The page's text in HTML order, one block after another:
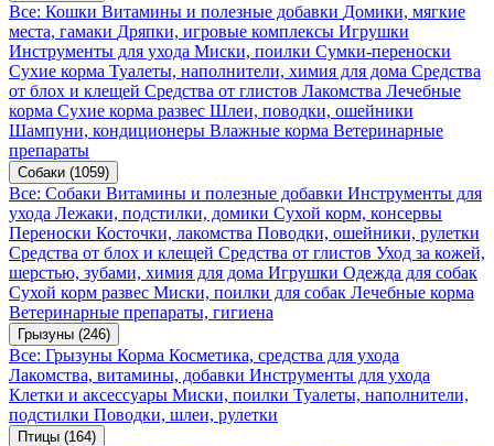
Все: Кошки Витамины и полезные добавки Домики, мягкие
места, гамаки Дряпки, игровые комплексы Игрушки
Инструменты для ухода Миски, поилки Сумки-переноски
Сухие корма Туалеты, наполнители, химия для дома Средства
от блох и клещей Средства от глистов Лакомства Лечебные
корма Сухие корма развес Шлеи, поводки, ошейники
Шампуни, кондиционеры Влажные корма Ветеринарные
препараты
Собаки (1059)
Все: Собаки Витамины и полезные добавки Инструменты для
ухода Лежаки, подстилки, домики Сухой корм, консервы
Переноски Косточки, лакомства Поводки, ошейники, рулетки
Средства от блох и клещей Средства от глистов Уход за кожей,
шерстью, зубами, химия для дома Игрушки Одежда для собак
Сухой корм развес Миски, поилки для собак Лечебные корма
Ветеринарные препараты, гигиена
Грызуны (246)
Все: Грызуны Корма Косметика, средства для ухода
Лакомства, витамины, добавки Инструменты для ухода
Клетки и аксессуары Миски, поилки Туалеты, наполнители,
подстилки Поводки, шлеи, рулетки
Птицы (164)